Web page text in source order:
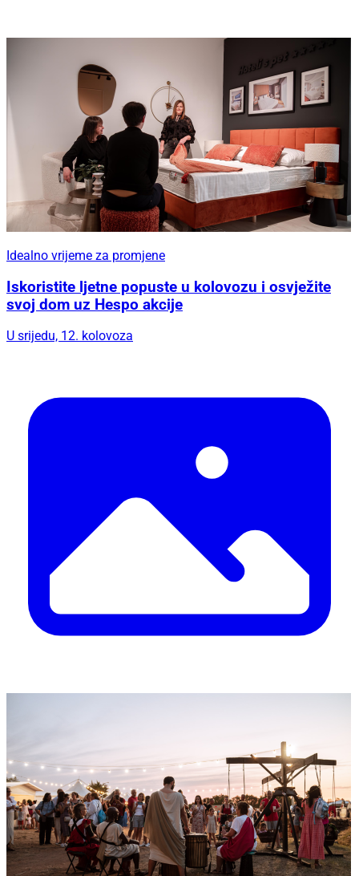
Idealno vrijeme za promjene
Iskoristite ljetne popuste u kolovozu i osvježite
svoj dom uz Hespo akcije
U srijedu, 12. kolovoza